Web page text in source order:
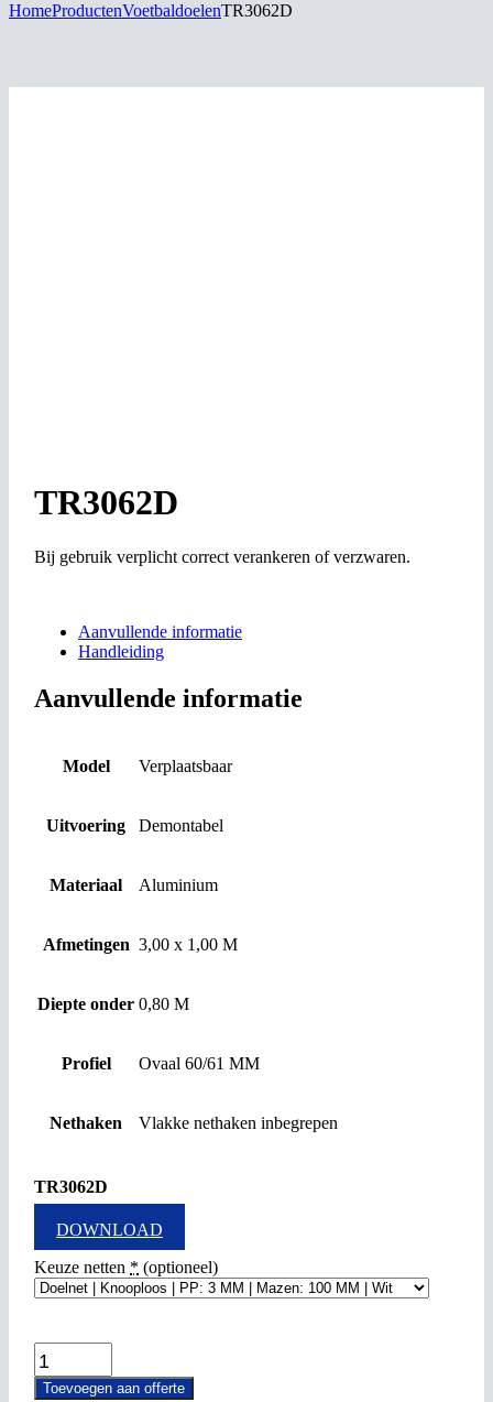
HomeProductenVoetbaldoelenTR3062D
TR3062D
Bij gebruik verplicht correct verankeren of verzwaren.
Aanvullende informatie
Handleiding
Aanvullende informatie
Model Verplaatsbaar
Uitvoering Demontabel
Materiaal Aluminium
Afmetingen 3,00 x 1,00 M
Diepte onder 0,80 M
Profiel Ovaal 60/61 MM
Nethaken Vlakke nethaken inbegrepen
TR3062D
DOWNLOAD
Keuze netten * (optioneel)
TR3062D
quantity
Toevoegen aan offerte